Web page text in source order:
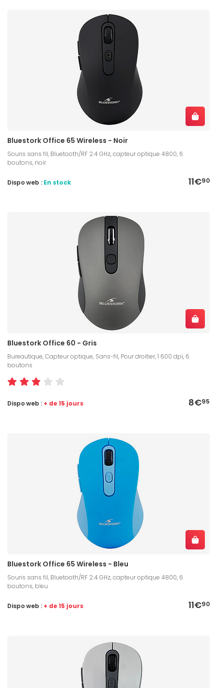
Bluestork Office 65 Wireless - Noir
Souris sans fil, Bluetooth/RF 2.4 GHz, capteur optique 4800, 6
boutons, noir
11€90
Dispo web : En stock
Bluestork Office 60 - Gris
Bureautique, Capteur optique, Sans-fil, Pour droitier, 1 600 dpi, 6
boutons
8€95
Dispo web : + de 15 jours
Bluestork Office 65 Wireless - Bleu
Souris sans fil, Bluetooth/RF 2.4 GHz, capteur optique 4800, 6
boutons, bleu
11€90
Dispo web : + de 15 jours